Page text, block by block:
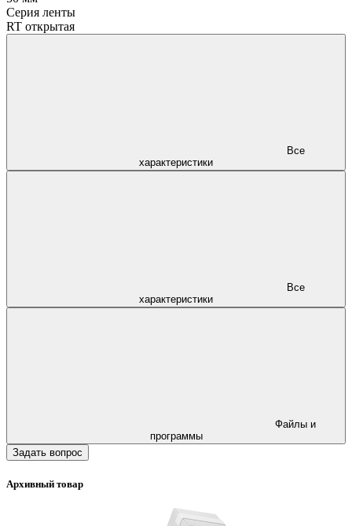
Серия ленты
RT открытая
характеристики
характеристики
программы
Задать вопрос
Архивный товар